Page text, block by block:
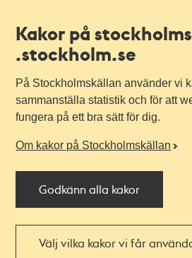
Kakor på
.stockholm.se
På Stockholmskällan använder vi
sammanställa statistik och för att
fungera på ett bra sätt för dig.
Om kakor på Stockholmskällan
Godkänn alla kakor
Välj vilka kakor vi får